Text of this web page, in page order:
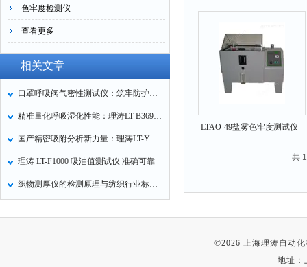
色牢度检测仪
查看更多
相关文章
口罩呼吸阀气密性测试仪：筑牢防护口罩的质量关卡
精准量化呼吸湿化性能：理涛LT-B369湿化器数据采集装置技术解析
国产精密吸附分析新力量：理涛LT-Y019A全自动高压吸附仪的性能与应用解析
理涛 LT-F1000 吸油值测试仪 准确可靠
织物测厚仪的检测原理与纺织行业标准化应用
LTAO-49盐雾色牢度测试仪
共
©2026 上海理涛自动
地址：